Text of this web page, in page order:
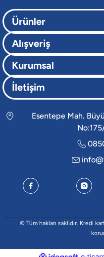
Ürünler
Alışveriş
Kurumsal
İletişim
Esentepe Mah.
© Tüm hakları saklıdır. Kredi